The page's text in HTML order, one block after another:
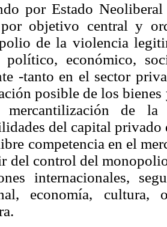
por Estado
objetivo central y
de la violencia
político, económico,
-tanto en el sector
posible de los
mercantilización de
del capital privado
competencia en el
del control del
internacionales,
economía, cultura,